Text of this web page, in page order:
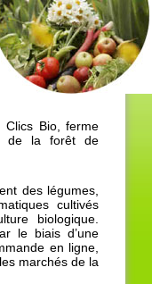
Clics Bio, ferme
de la forêt de
des légumes,
cultivés
biologique.
le biais d’une
en ligne,
marchés de la